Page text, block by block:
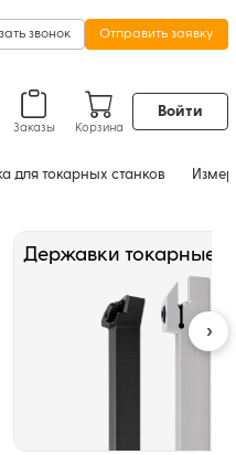
звонок Отправить заявку
Заказы Корзина
Войти
для токарных станков
Державки токарные